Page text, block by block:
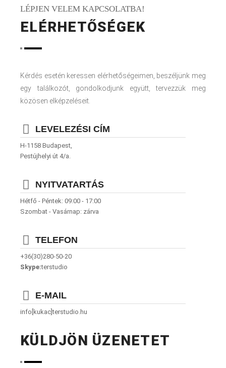
LÉPJEN VELEM KAPCSOLATBA!
ELÉRHETŐSÉGEK
Kérdés esetén keressen elérhetőségeimen, beszéljünk meg
egy találkozót, gondolkodjunk együtt, tervezzük meg
közösen elképzeléseit.
LEVELEZÉSI CÍM
H-1158 Budapest,
Pestújhelyi út 4/a.
NYITVATARTÁS
Hétfő - Péntek: 09:00 - 17:00
Szombat - Vasárnap: zárva
TELEFON
+36(30)280-50-20
Skype:terstudio
E-MAIL
info[kukac]terstudio.hu
KÜLDJÖN ÜZENETET